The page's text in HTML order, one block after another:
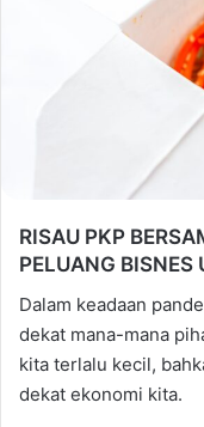
RISAU PKP
PELUANG BISNES
Dalam keadaan
dekat mana-mana
kita terlalu kecil,
dekat ekonomi kita.